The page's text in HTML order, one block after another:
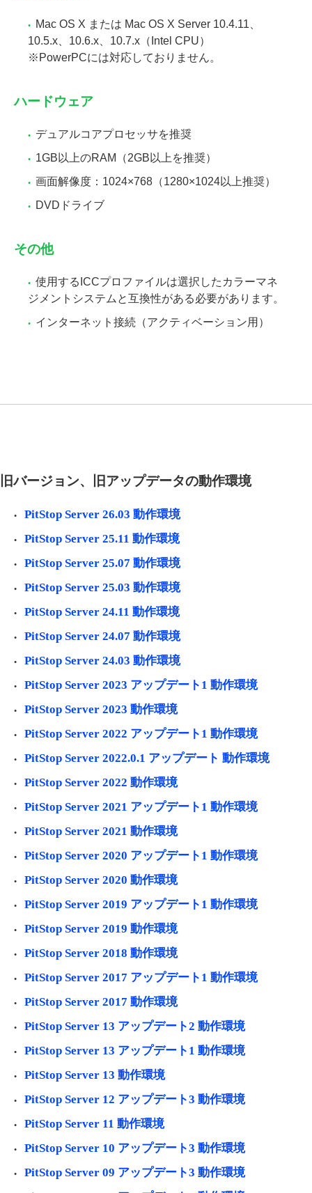
Mac OS X または Mac OS X Server 10.4.11、
10.5.x、10.6.x、10.7.x（Intel CPU）
※PowerPCには対応しておりません。
ハードウェア
デュアルコアプロセッサを推奨
1GB以上のRAM（2GB以上を推奨）
画面解像度：1024×768（1280×1024以上推奨）
DVDドライブ
その他
使用するICCプロファイルは選択したカラーマネ
ジメントシステムと互換性がある必要があります。
インターネット接続（アクティベーション用）
旧バージョン、旧アップデータの動作環境
PitStop Server 26.03 動作環境
PitStop Server 25.11 動作環境
PitStop Server 25.07 動作環境
PitStop Server 25.03 動作環境
PitStop Server 24.11 動作環境
PitStop Server 24.07 動作環境
PitStop Server 24.03 動作環境
PitStop Server 2023 アップデート1 動作環境
PitStop Server 2023 動作環境
PitStop Server 2022 アップデート1 動作環境
PitStop Server 2022.0.1 アップデート 動作環境
PitStop Server 2022 動作環境
PitStop Server 2021 アップデート1 動作環境
PitStop Server 2021 動作環境
PitStop Server 2020 アップデート1 動作環境
PitStop Server 2020 動作環境
PitStop Server 2019 アップデート1 動作環境
PitStop Server 2019 動作環境
PitStop Server 2018 動作環境
PitStop Server 2017 アップデート1 動作環境
PitStop Server 2017 動作環境
PitStop Server 13 アップデート2 動作環境
PitStop Server 13 アップデート1 動作環境
PitStop Server 13 動作環境
PitStop Server 12 アップデート3 動作環境
PitStop Server 11 動作環境
PitStop Server 10 アップデート3 動作環境
PitStop Server 09 アップデート3 動作環境